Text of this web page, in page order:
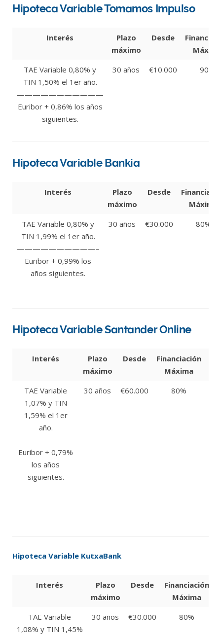
Hipoteca Variable Tomamos Impulso
Interés
Plazo
máximo
Desde
TAE Variable 0,80% y
TIN 1,50% el 1er año.
———————————
Euribor + 0,86% los años
siguientes.
30 años €10.000 90%
Hipoteca Variable Bankia
Interés
Plazo
máximo
Desde
Máxima
TAE Variable 0,80% y
TIN 1,99% el 1er año.
——————————–
Euribor + 0,99% los
años siguientes.
30 años €30.000 80%
Hipoteca Variable Santander Online
Interés
Plazo
máximo
Desde
Financiación
Máxima
TAE Variable
1,07% y TIN
1,59% el 1er
año.
———————-
Euribor + 0,79%
los años
siguientes.
30 años €60.000 80%
Hipoteca Variable KutxaBank
Interés
Plazo
máximo
Desde
Financiación
Máxima
TAE Variable
1,08% y TIN 1,45%
30 años €30.000 80%